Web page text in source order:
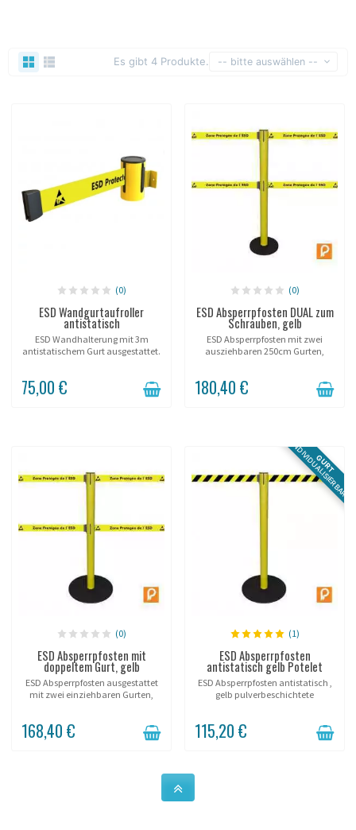
Es gibt 4 Produkte. -- bitte auswählen --
(0)
ESD Wandgurtaufroller
antistatisch
ESD Wandhalterung mit 3m
antistatischem Gurt ausgestattet.
75,00 €
(0)
ESD Absperrpfosten DUAL zum
Schrauben, gelb
ESD Absperrpfosten mit zwei
ausziehbaren 250cm Gurten,
180,40 €
(0)
ESD Absperrpfosten mit
doppeltem Gurt, gelb
ESD Absperrpfosten ausgestattet
mit zwei einziehbaren Gurten,
168,40 €
GURT
INDIVIDUALISIERBAR
(1)
ESD Absperrpfosten
antistatisch gelb Potelet
ESD Absperrpfosten antistatisch ,
gelb pulverbeschichtete
115,20 €